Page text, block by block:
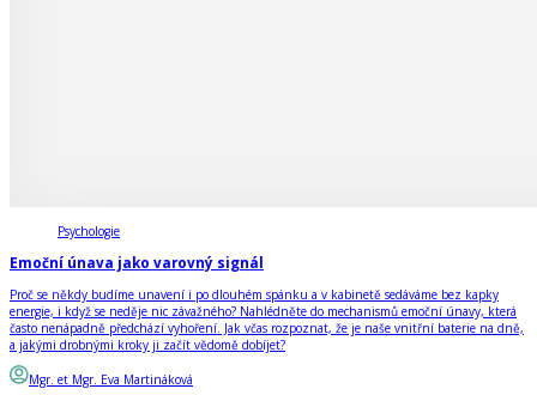
Psychologie
Emoční únava jako varovný signál
Proč se někdy budíme unavení i po dlouhém spánku a v kabinetě sedáváme bez kapky
energie, i když se neděje nic závažného? Nahlédněte do mechanismů emoční únavy, která
často nenápadně předchází vyhoření. Jak včas rozpoznat, že je naše vnitřní baterie na dně,
a jakými drobnými kroky ji začít vědomě dobíjet?
Mgr. et Mgr. Eva Martináková